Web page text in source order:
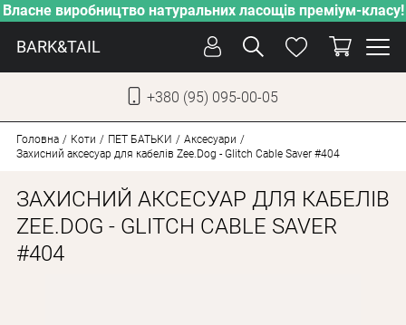
Власне виробництво натуральних ласощів преміум-класу!
BARK&TAIL
+380 (95) 095-00-05
СОБАКИ
КОТИ
Головна Коти ПЕT БАТЬКИ
Аксесуари
Захисний аксесуар для кабелів Zee.Dog - Glitch Cable Saver #404
ЗАХИСНИЙ АКСЕСУАР ДЛЯ КАБЕЛІВ
ZEE.DOG - GLITCH CABLE SAVER
#404